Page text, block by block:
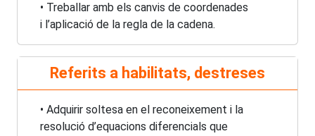
• Treballar amb els canvis de coordenades
i l’aplicació de la regla de la cadena.
Referits a habilitats, destreses
• Adquirir soltesa en el reconeixement i la
resolució d’equacions diferencials que